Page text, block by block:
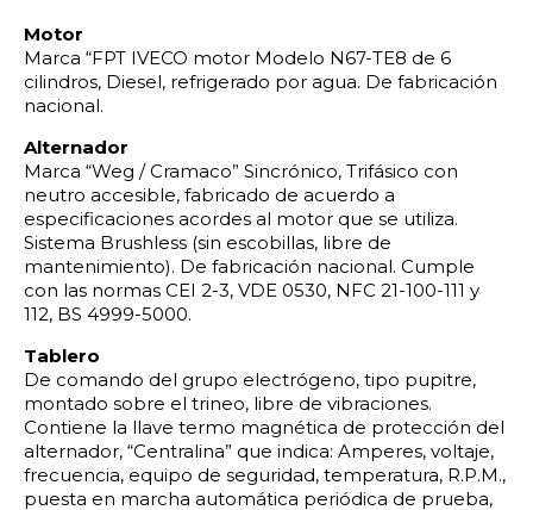
Motor
Marca “FPT IVECO motor Modelo N67-TE8 de 6
cilindros, Diesel, refrigerado por agua. De fabricación
nacional.
Alternador
Marca “Weg / Cramaco” Sincrónico, Trifásico con
neutro accesible, fabricado de acuerdo a
especificaciones acordes al motor que se utiliza.
Sistema Brushless (sin escobillas, libre de
mantenimiento). De fabricación nacional. Cumple
con las normas CEI 2-3, VDE 0530, NFC 21-100-111 y
112, BS 4999-5000.
Tablero
De comando del grupo electrógeno, tipo pupitre,
montado sobre el trineo, libre de vibraciones.
Contiene la llave termo magnética de protección del
alternador, “Centralina” que indica: Amperes, voltaje,
frecuencia, equipo de seguridad, temperatura, R.P.M.,
puesta en marcha automática periódica de prueba,